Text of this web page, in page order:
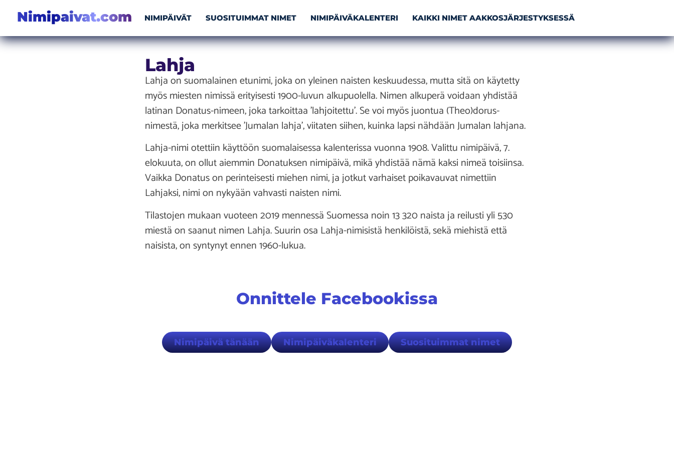
Nimipaivat.com NIMIPÄIVÄT SUOSITUIMMAT NIMET NIMIPÄIVÄKALENTERI KAIKKI NIMET AAKKOSJÄRJESTYKSESSÄ
Lahja
Lahja on suomalainen etunimi, joka on yleinen naisten keskuudessa, mutta sitä on käytetty
myös miesten nimissä erityisesti 1900-luvun alkupuolella. Nimen alkuperä voidaan yhdistää
latinan Donatus-nimeen, joka tarkoittaa ’lahjoitettu’. Se voi myös juontua (Theo)dorus-
nimestä, joka merkitsee ’Jumalan lahja’, viitaten siihen, kuinka lapsi nähdään Jumalan lahjana.
Lahja-nimi otettiin käyttöön suomalaisessa kalenterissa vuonna 1908. Valittu nimipäivä, 7.
elokuuta, on ollut aiemmin Donatuksen nimipäivä, mikä yhdistää nämä kaksi nimeä toisiinsa.
Vaikka Donatus on perinteisesti miehen nimi, ja jotkut varhaiset poikavauvat nimettiin
Lahjaksi, nimi on nykyään vahvasti naisten nimi.
Tilastojen mukaan vuoteen 2019 mennessä Suomessa noin 13 320 naista ja reilusti yli 530
miestä on saanut nimen Lahja. Suurin osa Lahja-nimisistä henkilöistä, sekä miehistä että
naisista, on syntynyt ennen 1960-lukua.
Onnittele Facebookissa
Nimipäivä tänään Nimipäiväkalenteri Suosituimmat nimet